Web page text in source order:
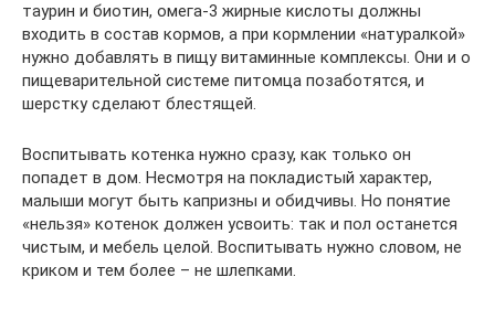
таурин и биотин, омега-3 жирные кислоты должны
входить в состав кормов, а при кормлении «натуралкой»
нужно добавлять в пищу витаминные комплексы. Они и о
пищеварительной системе питомца позаботятся, и
шерстку сделают блестящей.
Воспитывать котенка нужно сразу, как только он
попадет в дом. Несмотря на покладистый характер,
малыши могут быть капризны и обидчивы. Но понятие
«нельзя» котенок должен усвоить: так и пол останется
чистым, и мебель целой. Воспитывать нужно словом, не
криком и тем более – не шлепками.